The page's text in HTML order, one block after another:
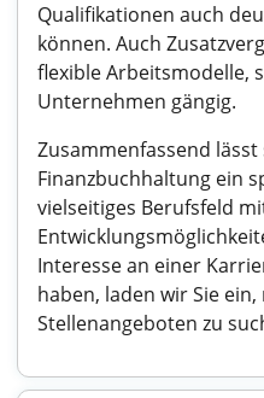
Qualifikationen auch
können. Auch
flexible Arbeitsmodelle,
Unternehmen gängig.
Zusammenfassend lässt
Finanzbuchhaltung ein
vielseitiges Berufsfeld
Interesse an einer
haben, laden wir Sie
Stellenangeboten zu